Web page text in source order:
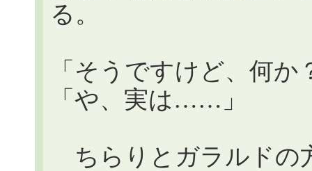
る。
「そうですけど、何か
「や、実は……」
ちらりとガラルドの